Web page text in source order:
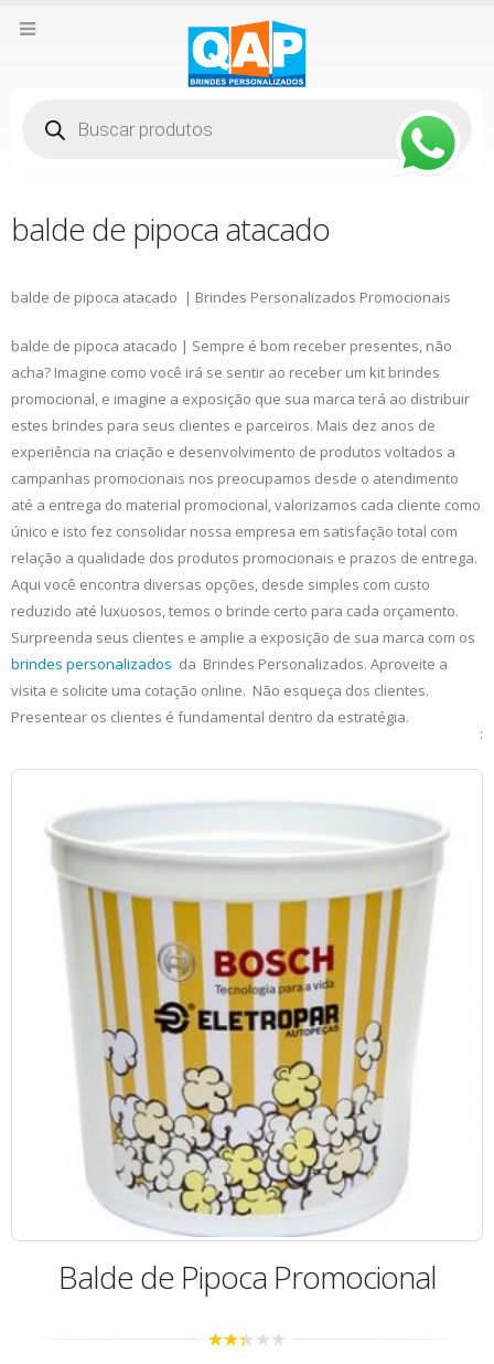
produtos
balde de pipoca atacado
balde de pipoca atacado | Brindes Personalizados Promocionais
balde de pipoca atacado | Sempre é bom receber presentes, não
acha? Imagine como você irá se sentir ao receber um kit brindes
promocional, e imagine a exposição que sua marca terá ao distribuir
estes brindes para seus clientes e parceiros. Mais dez anos de
experiência na criação e desenvolvimento de produtos voltados a
campanhas promocionais nos preocupamos desde o atendimento
até a entrega do material promocional, valorizamos cada cliente como
único e isto fez consolidar nossa empresa em satisfação total com
relação a qualidade dos produtos promocionais e prazos de entrega.
Aqui você encontra diversas opções, desde simples com custo
reduzido até luxuosos, temos o brinde certo para cada orçamento.
Surpreenda seus clientes e amplie a exposição de sua marca com os
brindes personalizados da Brindes Personalizados. Aproveite a
visita e solicite uma cotação online. Não esqueça dos clientes.
Presentear os clientes é fundamental dentro da estratégia.
:
Balde de Pipoca Promocional